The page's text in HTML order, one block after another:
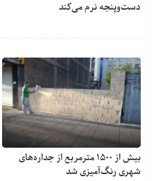
دست‌وپنجه نرم می‌کند
بیش از ۱۵۰۰ مترمربع از جداره‌های
شهری رنگ‌آمیزی شد